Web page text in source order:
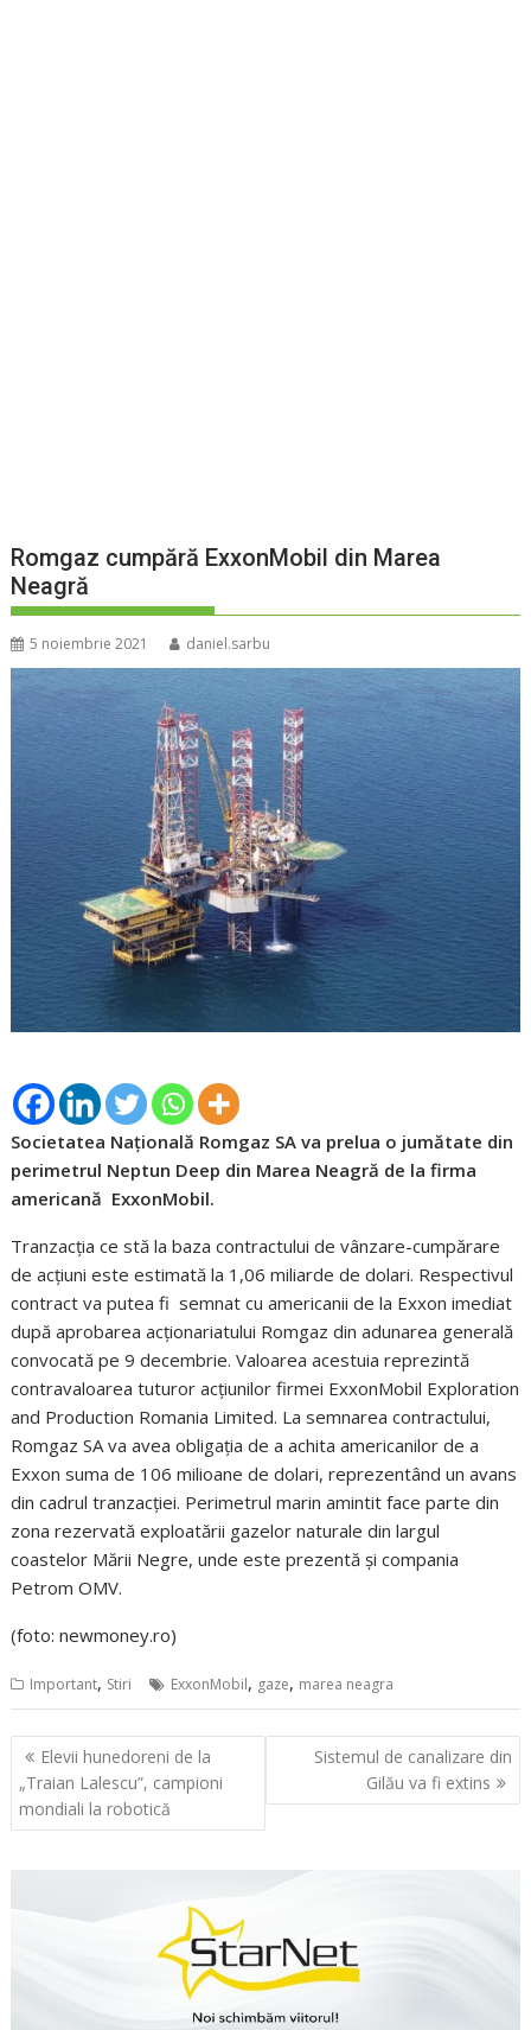
Romgaz cumpără ExxonMobil din Marea
Neagră
5 noiembrie 2021 daniel.sarbu
Societatea Națională Romgaz SA va prelua o jumătate din
perimetrul Neptun Deep din Marea Neagră de la firma
americană ExxonMobil.
Tranzacţia ce stă la baza contractului de vânzare-cumpărare
de acțiuni este estimată la 1,06 miliarde de dolari. Respectivul
contract va putea fi semnat cu americanii de la Exxon imediat
după aprobarea acţionariatului Romgaz din adunarea generală
convocată pe 9 decembrie. Valoarea acestuia reprezintă
contravaloarea tuturor acţiunilor firmei ExxonMobil Exploration
and Production Romania Limited. La semnarea contractului,
Romgaz SA va avea obligaţia de a achita americanilor de a
Exxon suma de 106 milioane de dolari, reprezentând un avans
din cadrul tranzacției. Perimetrul marin amintit face parte din
zona rezervată exploatării gazelor naturale din largul
coastelor Mării Negre, unde este prezentă și compania
Petrom OMV.
(foto: newmoney.ro)
Important, Stiri ExxonMobil, gaze, marea neagra
Navigare
în
articole
Elevii hunedoreni de la
„Traian Lalescu”, campioni
mondiali la robotică
Sistemul de canalizare din
Gilău va fi extins